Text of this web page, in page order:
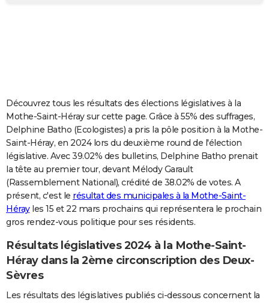
Carte de Noël
Carte Bonne année
Carte Saint-Valentin
Carte Pâques
Carte d'anniversaire
DICTIONNAIRE
Dictionnaire
Biographies
Citations
Expressions
Proverbes
PROGRAMME TV
COPAINS D'AVANT
S'inscrire
Se connecter
Lycées
Collèges
Primaires
Universités
Entreprises
Service militaire
Avis de recherche
AVIS DE DÉCÈS
FORUM
Découvrez tous les résultats des élections législatives à la
Mothe-Saint-Héray sur cette page. Grâce à 55% des suffrages,
Delphine Batho (Ecologistes) a pris la pôle position à la Mothe-
Saint-Héray, en 2024 lors du deuxième round de l'élection
législative. Avec 39.02% des bulletins, Delphine Batho prenait
la tête au premier tour, devant Mélody Garault
(Rassemblement National), crédité de 38.02% de votes. A
présent, c'est le résultat des municipales à la Mothe-Saint-
Hérayles 15 et 22 mars prochains qui représentera le prochain
gros rendez-vous politique pour ses résidents.
Résultats législatives 2024 à la Mothe-Saint-
Héray dans la 2ème circonscription des Deux-
Sèvres
Les résultats des législatives publiés ci-dessous concernent la